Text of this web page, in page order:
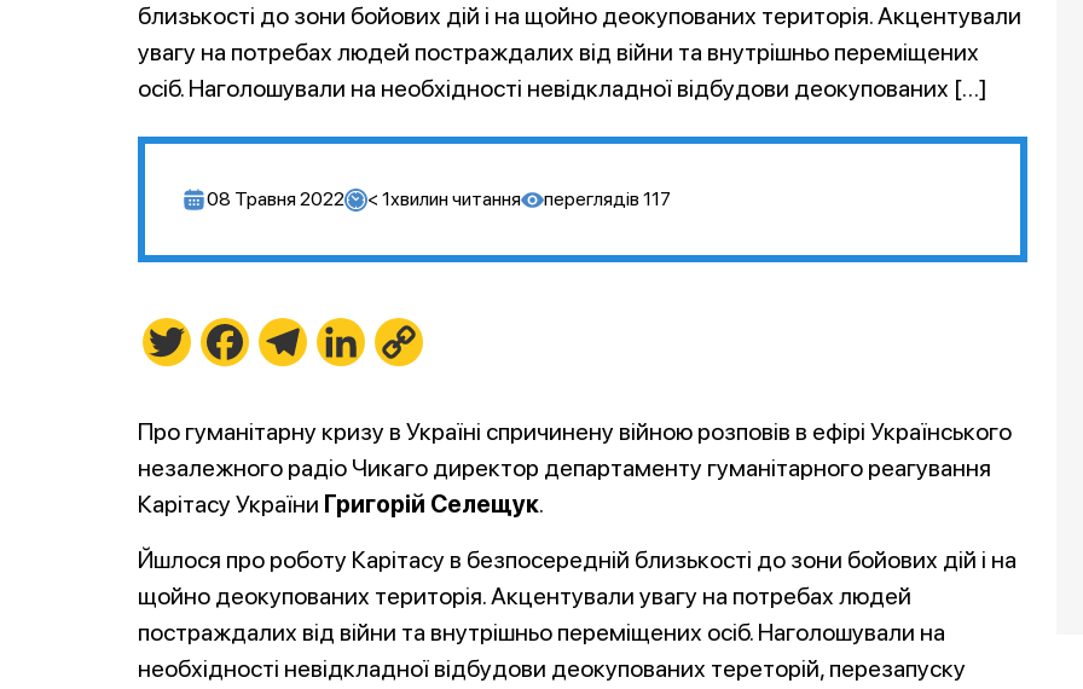
близькості до зони бойових дій і на щойно деокупованих територія. Акцентували
увагу на потребах людей постраждалих від війни та внутрішньо переміщених
осіб. Наголошували на необхідності невідкладної відбудови деокупованих […]
08 Травня 2022 < 1хвилин читання переглядів 117
Twitter FacebookTelegramLinkedIn
Про гуманітарну кризу в Україні спричинену війною розповів в ефірі Українського
незалежного радіо Чикаго директор департаменту гуманітарного реагування
Карітасу України Григорій Селещук.
Йшлося про роботу Карітасу в безпосередній близькості до зони бойових дій і на
щойно деокупованих територія. Акцентували увагу на потребах людей
постраждалих від війни та внутрішньо переміщених осіб. Наголошували на
необхідності невідкладної відбудови деокупованих тереторій, перезапуску